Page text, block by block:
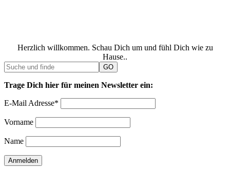
Herzlich willkommen. Schau Dich um und fühl Dich wie zu
Hause..
Trage Dich hier für meinen Newsletter ein:
E-Mail Adresse*
Vorname
Name